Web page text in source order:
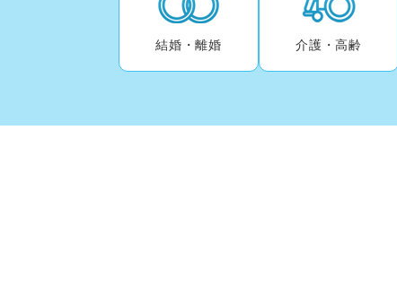
結婚・離婚 介護・高齢